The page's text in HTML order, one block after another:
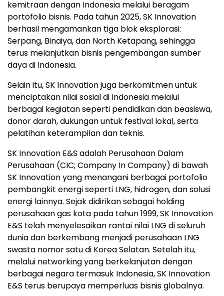
kemitraan dengan Indonesia melalui beragam
portofolio bisnis. Pada tahun 2025, SK Innovation
berhasil mengamankan tiga blok eksplorasi:
Serpang, Binaiya, dan North Ketapang, sehingga
terus melanjutkan bisnis pengembangan sumber
daya di Indonesia.
Selain itu, SK Innovation juga berkomitmen untuk
menciptakan nilai sosial di Indonesia melalui
berbagai kegiatan seperti pendidikan dan beasiswa,
donor darah, dukungan untuk festival lokal, serta
pelatihan keterampilan dan teknis.
SK Innovation E&S adalah Perusahaan Dalam
Perusahaan (CIC; Company In Company) di bawah
SK Innovation yang menangani berbagai portofolio
pembangkit energi seperti LNG, hidrogen, dan solusi
energi lainnya. Sejak didirikan sebagai holding
perusahaan gas kota pada tahun 1999, SK Innovation
E&S telah menyelesaikan rantai nilai LNG di seluruh
dunia dan berkembang menjadi perusahaan LNG
swasta nomor satu di Korea Selatan. Setelah itu,
melalui networking yang berkelanjutan dengan
berbagai negara termasuk Indonesia, SK Innovation
E&S terus berupaya memperluas bisnis globalnya.